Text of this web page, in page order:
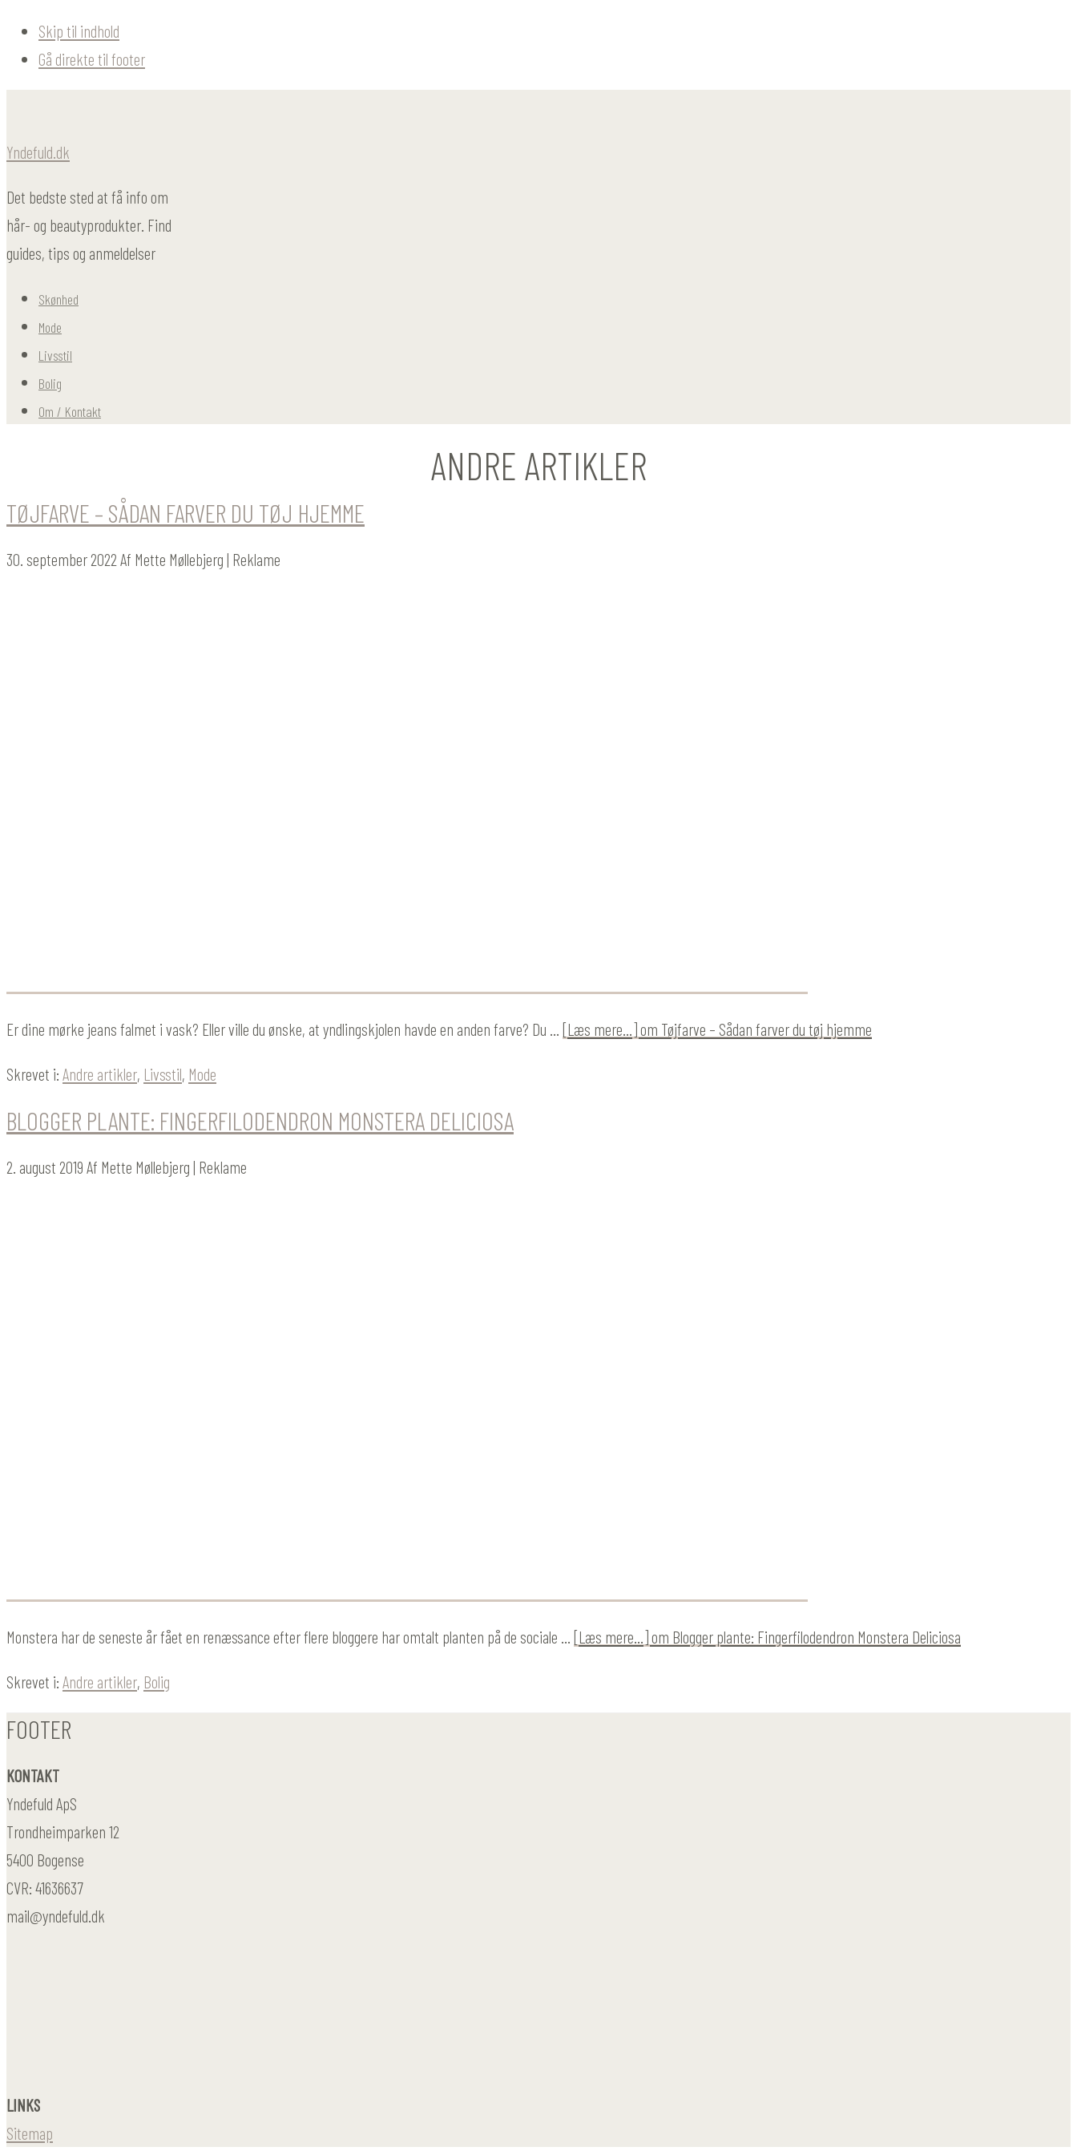
Skip til indhold
Gå direkte til footer
Yndefuld.dk
Det bedste sted at få info om
hår- og beautyprodukter. Find
guides, tips og anmeldelser
Skønhed
Mode
Livsstil
Bolig
Om / Kontakt
ANDRE ARTIKLER
TØJFARVE – SÅDAN FARVER DU TØJ HJEMME
30. september 2022 Af Mette Møllebjerg | Reklame
Er dine mørke jeans falmet i vask? Eller ville du ønske, at yndlingskjolen havde en anden farve? Du … [Læs mere...]om Tøjfarve – Sådan farver du tøj hjemme
Skrevet i: Andre artikler, Livsstil, Mode
BLOGGER PLANTE: FINGERFILODENDRON MONSTERA DELICIOSA
2. august 2019 Af Mette Møllebjerg | Reklame
Monstera har de seneste år fået en renæssance efter flere bloggere har omtalt planten på de sociale … [Læs mere...]om Blogger plante: Fingerfilodendron Monstera Deliciosa
Skrevet i: Andre artikler, Bolig
FOOTER
KONTAKT
Yndefuld ApS
Trondheimparken 12
5400 Bogense
CVR: 41636637
mail@yndefuld.dk
LINKS
Sitemap